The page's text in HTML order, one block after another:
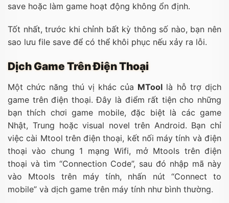
save hoặc làm game hoạt động không ổn định.
Tốt nhất, trước khi chỉnh bất kỳ thông số nào, bạn nên
sao lưu file save để có thể khôi phục nếu xảy ra lỗi.
Dịch Game Trên Điện Thoại
Một chức năng thú vị khác của MTool là hỗ trợ dịch
game trên điện thoại. Đây là điểm rất tiện cho những
bạn thích chơi game mobile, đặc biệt là các game
Nhật, Trung hoặc visual novel trên Android. Bạn chỉ
việc cài Mtool trên điện thoại, kết nối máy tính và điện
thoại vào chung 1 mạng Wifi, mở Mtools trên điện
thoại và tìm “Connection Code”, sau đó nhập mã này
vào Mtools trên máy tính, nhấn nút “Connect to
mobile” và dịch game trên máy tính như bình thường.